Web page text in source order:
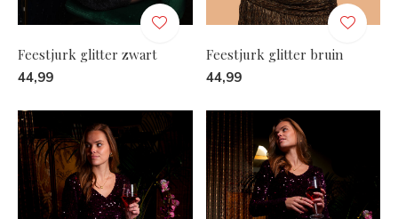
Feestjurk glitter zwart
44,99
Feestjurk glitter bruin
44,99